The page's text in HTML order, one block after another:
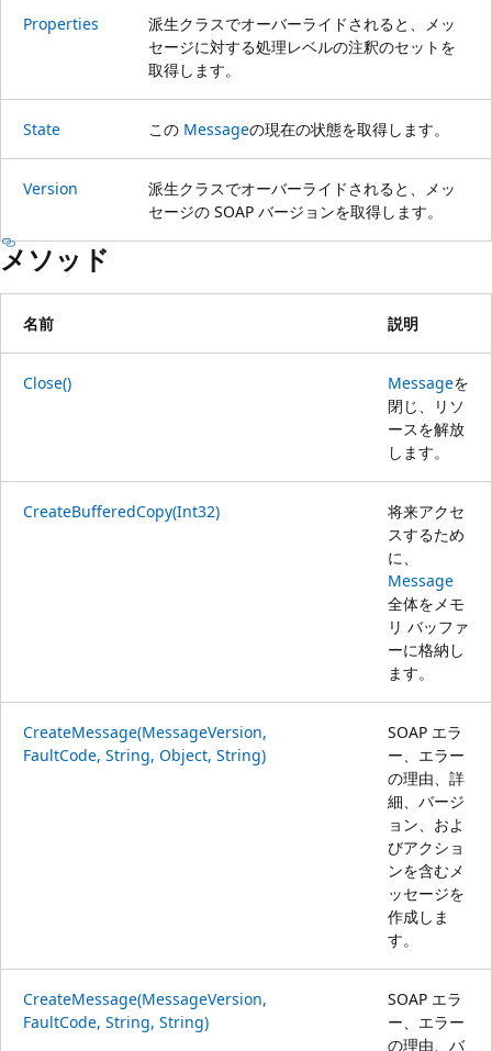
Properties
派生クラスでオーバーライドされると、メッ
セージに対する処理レベルの注釈のセットを
取得します。
State この Messageの現在の状態を取得します。
Version
派生クラスでオーバーライドされると、メッ
セージの SOAP バージョンを取得します。
メソッド
名前 説明
Close() Messageを
閉じ、リソ
ースを解放
します。
CreateBufferedCopy(Int32)
将来アクセ
スするため
に、
Message
全体をメモ
リ バッファ
ーに格納し
ます。
CreateMessage(MessageVersion,
FaultCode, String, Object, String)
SOAP エラ
ー、エラー
の理由、詳
細、バージ
ョン、およ
びアクショ
ンを含むメ
ッセージを
作成しま
す。
CreateMessage(MessageVersion,
FaultCode, String, String)
SOAP エラ
ー、エラー
の理由、バ